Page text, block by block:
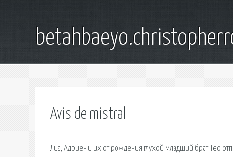
Avis de mistral
Лиа, Адриен и их от рождения глухой младший брат Тео